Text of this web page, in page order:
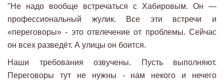
"Не надо вообще встречаться с Хабировым. Он —
профессиональный жулик. Все эти встречи и
«переговоры» - это отвлечение от проблемы. Сейчас
он всех разведёт. А улицы он боится.
Наши требования озвучены. Пусть выполняют.
Переговоры тут не нужны - нам некого и нечего